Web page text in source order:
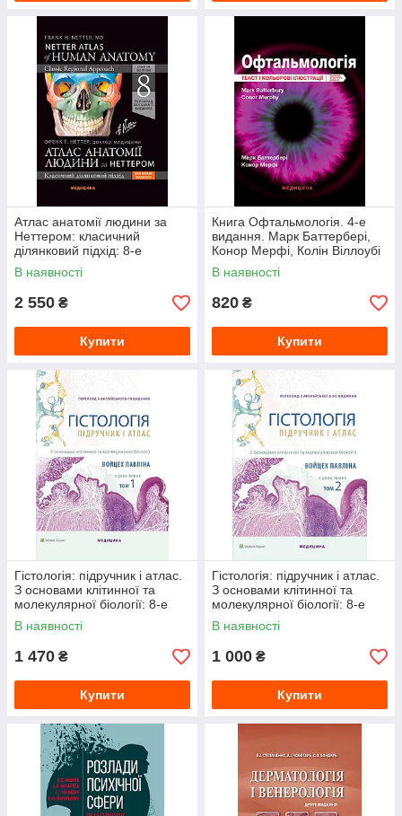
Атлас анатомії людини за
Неттером: класичний
ділянковий підхід: 8-е
видання. Френк Г. Неттер (дві
мови)
В наявності
2 550 ₴
Купити
Книга Офтальмологія. 4-е
видання. Марк Баттербері,
Конор Мерфі, Колін Віллоубі
В наявності
820 ₴
Купити
Гістологія: підручник і атлас.
З основами клітинної та
молекулярної біології: 8-е
видання: у 2 томах. Том 1.
Войцех Павліна, Майкл
В наявності
1 470 ₴
Купити
Гістологія: підручник і атлас.
З основами клітинної та
молекулярної біології: 8-е
видання: у 2 томах. Том 2.
Войцех Павліна, Майкл
В наявності
1 000 ₴
Купити